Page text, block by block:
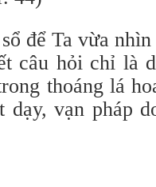
để Ta vừa
câu hỏi chỉ là
thoáng lá
dạy, vạn pháp